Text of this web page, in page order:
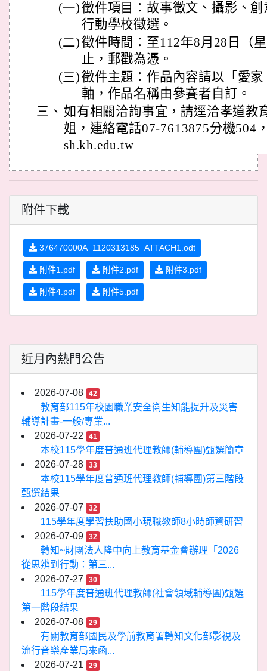
(一)徵件項目：故事徵文、攝影、
行動學校徵選。
(二)徵件時間：至112年8月28日（
止，郵戳為憑。
(三)徵件主題：作品內容請以「愛
軸，作品名稱由參賽者自訂。
三、 如有相關洽詢事宜，請逕洽孝道教
姐，連絡電話07-7613875分機504
sh.kh.edu.tw
附件下載
376470000A_1120313185_ATTACH1.odt
附件1.pdf 附件2.pdf 附件3.pdf
附件4.pdf 附件5.pdf
近月內熱門公告
2026-07-08 42
教育部115年校園職業安全衛生知能提升及災害
輔導計畫-一般/專業...
2026-07-22
41
本校115學年度普通班代理教師(輔導團)甄選簡章
2026-07-28
33
本校115學年度普通班代理教師(輔導團)第三階段
甄選結果
2026-07-07
32
115學年度學習扶助國小現職教師8小時師資研習
2026-07-09
32
轉知~財團法人隆中向上教育基金會辦理「2026
從思辨到行動：第三...
2026-07-27
30
115學年度普通班代理教師(社會領域輔導團)甄選
第一階段結果
2026-07-08
29
有關教育部國民及學前教育署轉知文化部影視及
流行音樂產業局來函...
2026-07-21
29